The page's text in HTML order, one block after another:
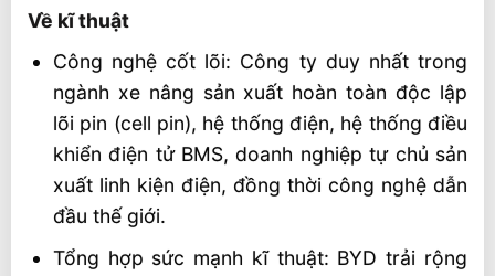
Về kĩ thuật
Công nghệ cốt lõi: Công ty duy nhất trong
ngành xe nâng sản xuất hoàn toàn độc lập
lõi pin (cell pin), hệ thống điện, hệ thống điều
khiển điện tử BMS, doanh nghiệp tự chủ sản
xuất linh kiện điện, đồng thời công nghệ dẫn
đầu thế giới.
Tổng hợp sức mạnh kĩ thuật: BYD trải rộng